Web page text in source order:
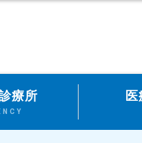
療所